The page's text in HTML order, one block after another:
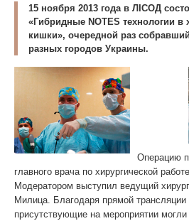
15 ноября 2013 года в ЛIСОД
«Гибридные NOTES технологии в
кишки», очередной раз
разных городов Украины.
Операцию
главного врача по хирургической
Модератором выступил ведущий
Милица. Благодаря прямой
присутствующие на мероприятии